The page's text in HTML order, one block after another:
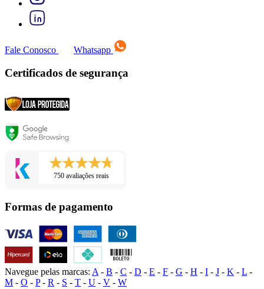
Fale Conosco Whatsapp
Certificados de segurança
750 avaliações reais
Formas de pagamento
Navegue pelas marcas: A - B - C - D - E - F - G - H - I - J - K - L -
M - O - P- R - S - T - U - V - W